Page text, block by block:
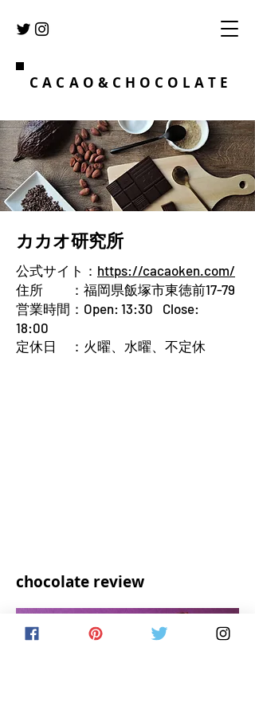
CACAO&CHOCOLATE
​カカオ研究所
公式サイト： https://cacaoken.com/
住所 ：福岡県飯塚市東徳前17-79
営業時間：Open: 13:30 Close:
18:00
定休日 ：火曜、水曜、不定休
chocolate review